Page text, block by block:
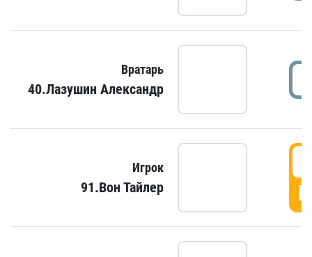
Вратарь
40.Лазушин Александр
Игрок
91.Вон Тайлер